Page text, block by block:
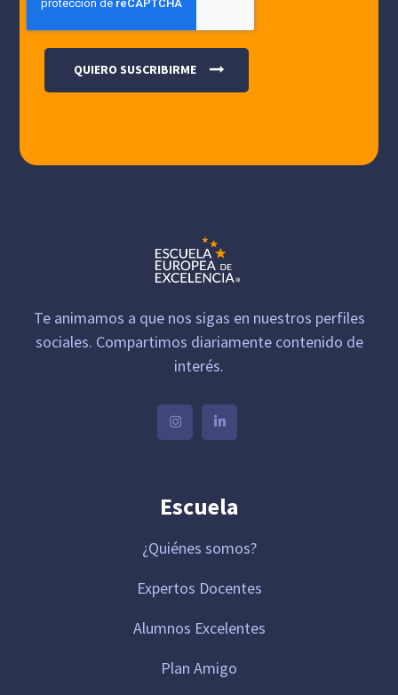
Te animamos a que nos sigas en nuestros perfiles
sociales. Compartimos diariamente contenido de
interés.
Escuela
¿Quiénes somos?
Expertos Docentes
Alumnos Excelentes
Plan Amigo